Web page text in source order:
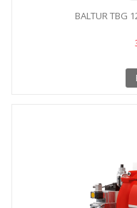
BALTUR TBG